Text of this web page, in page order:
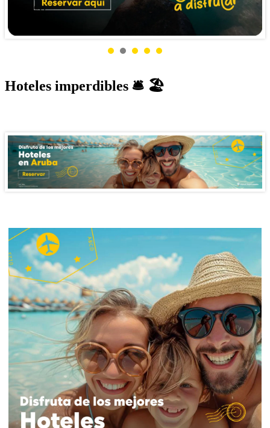
Hoteles imperdibles 🛎️ 🏖️